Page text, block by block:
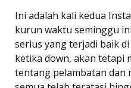
Ini adalah kali kedua
kurun waktu seminggu
serius yang terjadi baik
ketika down, akan tetapi
tentang pelambatan dan